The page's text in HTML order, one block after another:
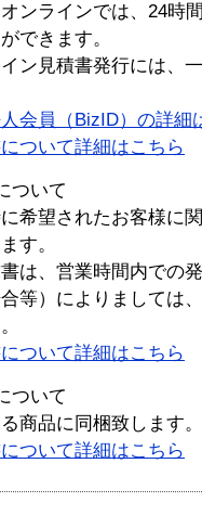
ンラインでは、24時
できます。
ン見積書発行には、
会員（BizID）の詳細
ついて詳細はこちら
ついて
希望されたお客様に
す。
は、営業時間内での
等）によりましては
ついて詳細はこちら
ついて
商品に同梱致します。
ついて詳細はこちら